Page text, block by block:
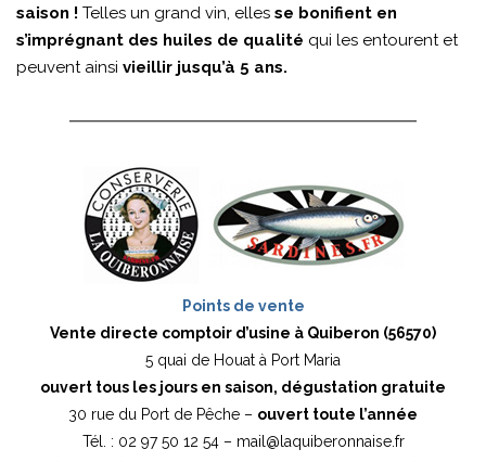
saison ! Telles un grand vin, elles se bonifient en
s’imprégnant des huiles de qualité qui les entourent et
peuvent ainsi vieillir jusqu’à 5 ans.
Points de vente
Vente directe comptoir d’usine à Quiberon (56570)
5 quai de Houat à Port Maria
ouvert tous les jours en saison, dégustation gratuite
30 rue du Port de Pêche – ouvert toute l’année
Tél. : 02 97 50 12 54 – mail@laquiberonnaise.fr